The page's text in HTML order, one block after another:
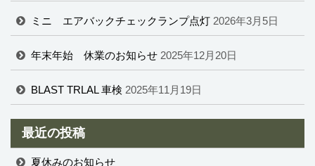
ミニ エアバックチェックランプ点灯 2026年3月5日
年末年始 休業のお知らせ 2025年12月20日
BLAST TRLAL 車検 2025年11月19日
最近の投稿
夏休みのお知らせ